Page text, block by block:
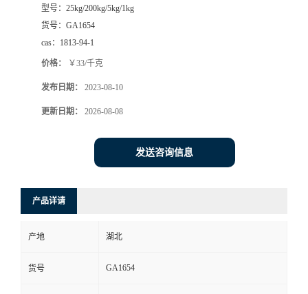
型号： 25kg/200kg/5kg/1kg
货号： GA1654
cas： 1813-94-1
价格： ￥33/千克
发布日期： 2023-08-10
更新日期： 2026-08-08
发送咨询信息
产品详请
产地 湖北
货号 GA1654